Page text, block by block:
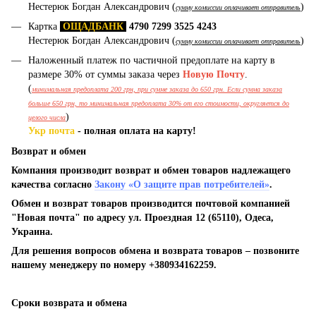
Нестерюк Богдан Александрович (сумму комиссии оплачивает отправитель)
Картка ОЩАДБАНК 4790 7299 3525 4243
Нестерюк Богдан Александрович (сумму комиссии оплачивает отправитель)
Наложенный платеж по частичной предоплате на карту в
размере 30% от суммы заказа через Новую Почту.
(минимальная предоплата 200 грн, при сумме заказа до 650 грн. Если сумма заказа
больше 650 грн, то минимальная предоплата 30% от его стоимости, округляется до
целого числа)
Укр почта - полная оплата на карту!
Возврат и обмен
Компания производит возврат и обмен товаров надлежащего
качества согласно Закону «О защите прав потребителей».
Обмен и возврат товаров производится почтовой компанией
"Новая почта" по адресу ул. Проездная 12 (65110), Одеса,
Украина.
Для решения вопросов обмена и возврата товаров – позвоните
нашему менеджеру по номеру +380934162259.
Сроки возврата и обмена